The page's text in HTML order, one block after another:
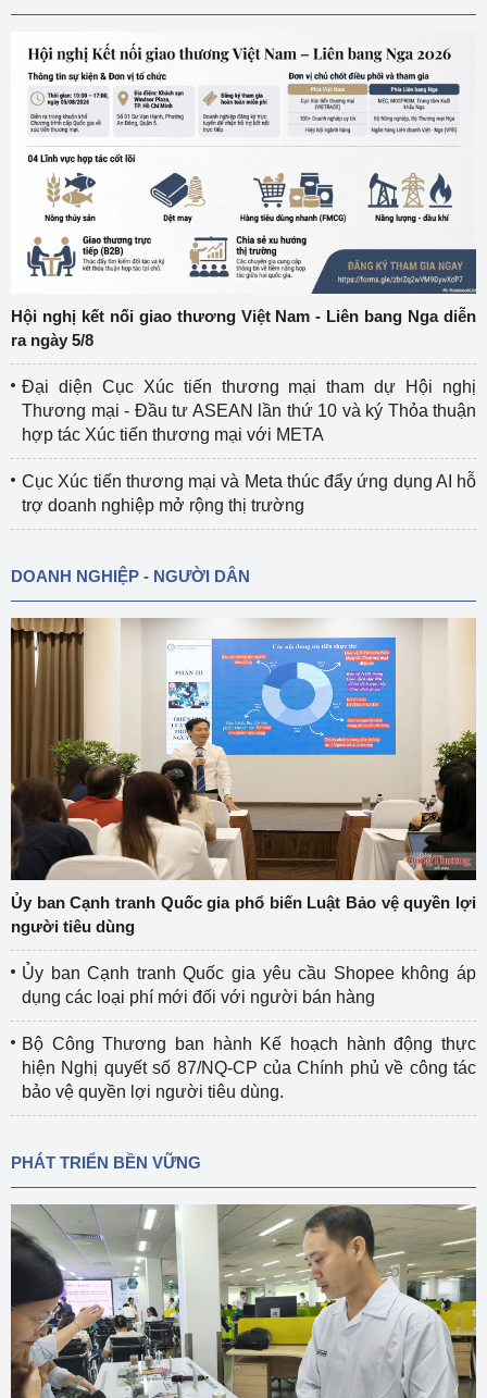
Hội nghị kết nối giao thương Việt Nam - Liên bang Nga diễn
ra ngày 5/8
Đại diện Cục Xúc tiến thương mại tham dự Hội nghị
Thương mại - Đầu tư ASEAN lần thứ 10 và ký Thỏa thuận
hợp tác Xúc tiến thương mại với META
Cục Xúc tiến thương mại và Meta thúc đẩy ứng dụng AI hỗ
trợ doanh nghiệp mở rộng thị trường
DOANH NGHIỆP - NGƯỜI DÂN
Ủy ban Cạnh tranh Quốc gia phổ biến Luật Bảo vệ quyền lợi
người tiêu dùng
Ủy ban Cạnh tranh Quốc gia yêu cầu Shopee không áp
dụng các loại phí mới đối với người bán hàng
Bộ Công Thương ban hành Kế hoạch hành động thực
hiện Nghị quyết số 87/NQ-CP của Chính phủ về công tác
bảo vệ quyền lợi người tiêu dùng.
PHÁT TRIỂN BỀN VỮNG